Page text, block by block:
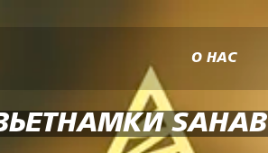
О НАС
SAHAB